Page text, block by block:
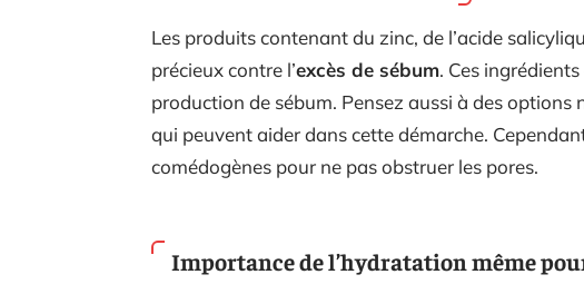
Les produits contenant du zinc, de l’acide
précieux contre l’excès de sébum. Ces
production de sébum. Pensez aussi à des options
qui peuvent aider dans cette démarche.
comédogènes pour ne pas obstruer les pores.
Importance de l’hydratation même